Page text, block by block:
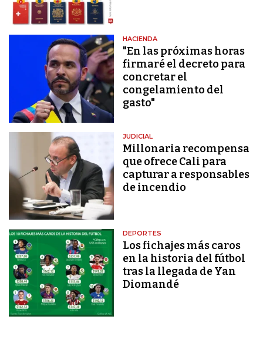
HACIENDA
"En las próximas horas
firmaré el decreto para
concretar el
congelamiento del
gasto"
JUDICIAL
Millonaria recompensa
que ofrece Cali para
capturar a responsables
de incendio
DEPORTES
Los fichajes más caros
en la historia del fútbol
tras la llegada de Yan
Diomandé